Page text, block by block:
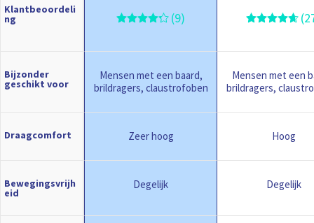
Klantbeoordeli
ng
Bijzonder
geschikt voor
Draagcomfort
Bewegingsvrijh
eid
(9)
Mensen met een baard,
brildragers, claustrofoben
Zeer hoog
Degelijk
Mensen met een
brildragers,
Hoog
Degelijk